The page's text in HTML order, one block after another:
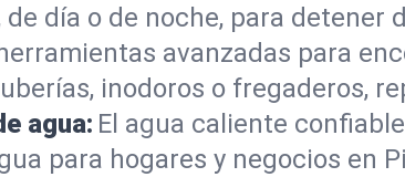
día o de noche, para detener
avanzadas para
inodoros o fregaderos,
agua: El agua caliente
para hogares y negocios en